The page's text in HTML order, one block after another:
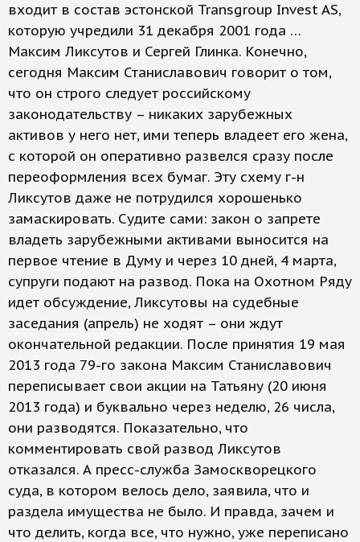
входит в состав эстонской Transgroup Invest AS,
которую учредили 31 декабря 2001 года …
Максим Ликсутов и Сергей Глинка. Конечно,
сегодня Максим Станиславович говорит о том,
что он строго следует российскому
законодательству – никаких зарубежных
активов у него нет, ими теперь владеет его жена,
с которой он оперативно развелся сразу после
переоформления всех бумаг. Эту схему г-н
Ликсутов даже не потрудился хорошенько
замаскировать. Судите сами: закон о запрете
владеть зарубежными активами выносится на
первое чтение в Думу и через 10 дней, 4 марта,
супруги подают на развод. Пока на Охотном Ряду
идет обсуждение, Ликсутовы на судебные
заседания (апрель) не ходят – они ждут
окончательной редакции. После принятия 19 мая
2013 года 79-го закона Максим Станиславович
переписывает свои акции на Татьяну (20 июня
2013 года) и буквально через неделю, 26 числа,
они разводятся. Показательно, что
комментировать свой развод Ликсутов
отказался. А пресс-служба Замоскворецкого
суда, в котором велось дело, заявила, что и
раздела имущества не было. И правда, зачем и
что делить, когда все, что нужно, уже переписано